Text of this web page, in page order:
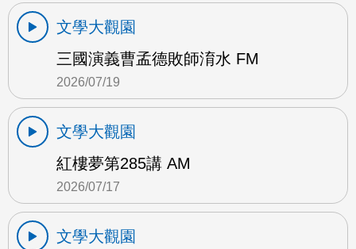
文學大觀園
三國演義曹孟德敗師淯水 FM
2026/07/19
文學大觀園
紅樓夢第285講 AM
2026/07/17
文學大觀園